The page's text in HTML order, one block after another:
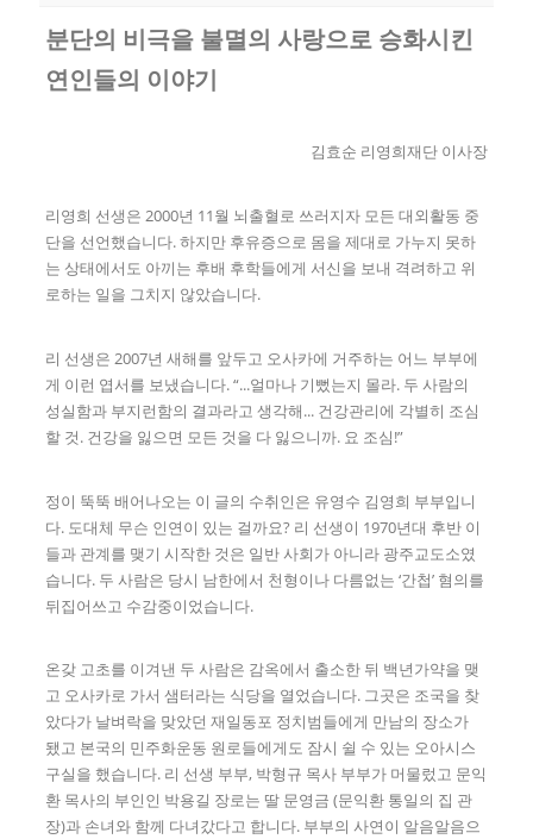
분단의 비극을 불멸의 사랑으로 승화시킨
연인들의 이야기
김효순 리영희재단 이사장
리영희 선생은 2000년 11월 뇌출혈로 쓰러지자 모든 대외활동 중
단을 선언했습니다. 하지만 후유증으로 몸을 제대로 가누지 못하
는 상태에서도 아끼는 후배 후학들에게 서신을 보내 격려하고 위
로하는 일을 그치지 않았습니다.
리 선생은 2007년 새해를 앞두고 오사카에 거주하는 어느 부부에
게 이런 엽서를 보냈습니다. “...얼마나 기뻤는지 몰라. 두 사람의
성실함과 부지런함의 결과라고 생각해... 건강관리에 각별히 조심
할 것. 건강을 잃으면 모든 것을 다 잃으니까. 요 조심!”
정이 뚝뚝 배어나오는 이 글의 수취인은 유영수 김영희 부부입니
다. 도대체 무슨 인연이 있는 걸까요? 리 선생이 1970년대 후반 이
들과 관계를 맺기 시작한 것은 일반 사회가 아니라 광주교도소였
습니다. 두 사람은 당시 남한에서 천형이나 다름없는 ‘간첩’ 혐의를
뒤집어쓰고 수감중이었습니다.
온갖 고초를 이겨낸 두 사람은 감옥에서 출소한 뒤 백년가약을 맺
고 오사카로 가서 샘터라는 식당을 열었습니다. 그곳은 조국을 찾
았다가 날벼락을 맞았던 재일동포 정치범들에게 만남의 장소가
됐고 본국의 민주화운동 원로들에게도 잠시 쉴 수 있는 오아시스
구실을 했습니다. 리 선생 부부, 박형규 목사 부부가 머물렀고 문익
환 목사의 부인인 박용길 장로는 딸 문영금 (문익환 통일의 집 관
장)과 손녀와 함께 다녀갔다고 합니다. 부부의 사연이 알음알음으